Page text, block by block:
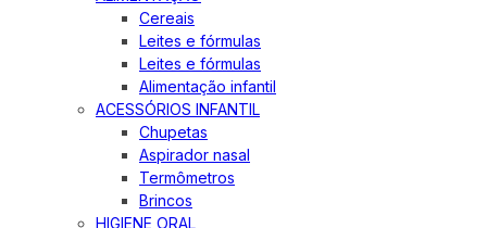
Cereais
Leites e fórmulas
Leites e fórmulas
Alimentação infantil
ACESSÓRIOS INFANTIL
Chupetas
Aspirador nasal
Termômetros
Brincos
HIGIENE ORAL